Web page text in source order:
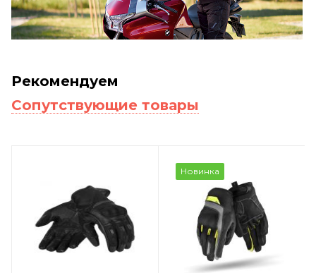
Рекомендуем
Сопутствующие товары
Новинка